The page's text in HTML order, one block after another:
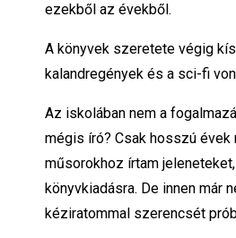
ezekből az évekből.
A könyvek szeretete végig
kalandregények és a sci-fi
Az iskolában nem a
mégis író? Csak hosszú
műsorokhoz írtam
könyvkiadásra. De innen már
kéziratommal szerencsét